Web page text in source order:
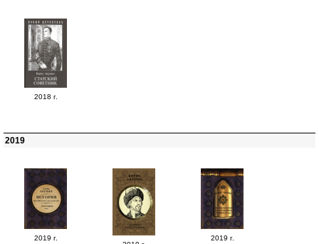
2018 г.
2019
2019 г.
2019 г.